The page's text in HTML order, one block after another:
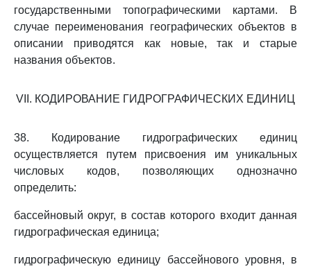
государственными топографическими картами. В
случае переименования географических объектов в
описании приводятся как новые, так и старые
названия объектов.
VII. КОДИРОВАНИЕ ГИДРОГРАФИЧЕСКИХ ЕДИНИЦ
38. Кодирование гидрографических единиц
осуществляется путем присвоения им уникальных
числовых кодов, позволяющих однозначно
определить:
бассейновый округ, в состав которого входит данная
гидрографическая единица;
гидрографическую единицу бассейнового уровня, в